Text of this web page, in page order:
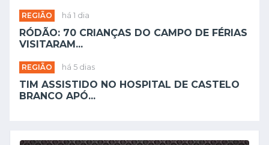
REGIÃO há 1 dia
RÓDÃO: 70 CRIANÇAS DO CAMPO DE FÉRIAS
VISITARAM...
REGIÃO há 5 dias
TIM ASSISTIDO NO HOSPITAL DE CASTELO
BRANCO APÓ...